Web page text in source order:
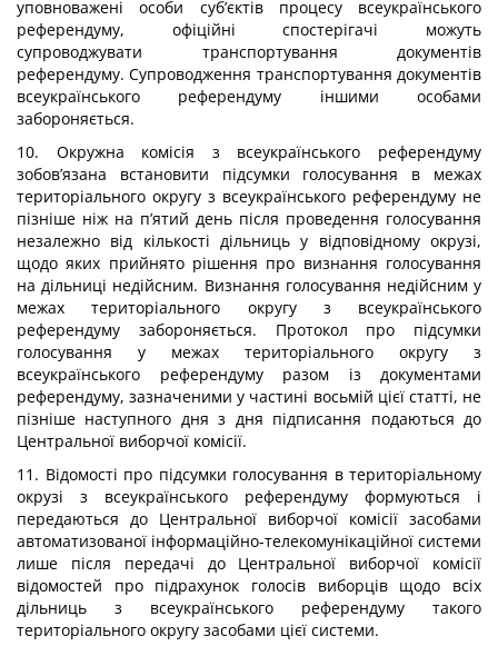
уповноважені особи суб’єктів процесу всеукраїнського
референдуму, офіційні спостерігачі можуть
супроводжувати транспортування документів
референдуму. Супроводження транспортування документів
всеукраїнського референдуму іншими особами
забороняється.
10. Окружна комісія з всеукраїнського референдуму
зобов’язана встановити підсумки голосування в межах
територіального округу з всеукраїнського референдуму не
пізніше ніж на п’ятий день після проведення голосування
незалежно від кількості дільниць у відповідному окрузі,
щодо яких прийнято рішення про визнання голосування
на дільниці недійсним. Визнання голосування недійсним у
межах територіального округу з всеукраїнського
референдуму забороняється. Протокол про підсумки
голосування у межах територіального округу з
всеукраїнського референдуму разом із документами
референдуму, зазначеними у частині восьмій цієї статті, не
пізніше наступного дня з дня підписання подаються до
Центральної виборчої комісії.
11. Відомості про підсумки голосування в територіальному
окрузі з всеукраїнського референдуму формуються і
передаються до Центральної виборчої комісії засобами
автоматизованої інформаційно-телекомунікаційної системи
лише після передачі до Центральної виборчої комісії
відомостей про підрахунок голосів виборців щодо всіх
дільниць з всеукраїнського референдуму такого
територіального округу засобами цієї системи.